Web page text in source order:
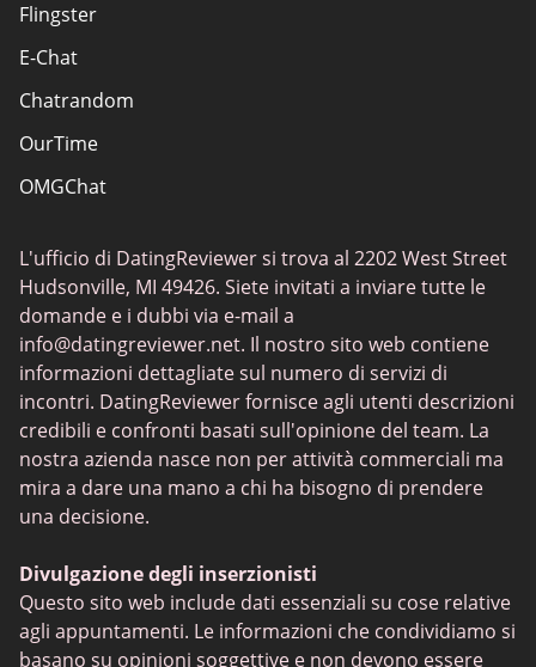
Siti di incontri popolari
Siti di incontri
App di incontri Elite
Incontri classici
I migliori siti di incontri
Flingster
E-Chat
Chatrandom
OurTime
OMGChat
Fruzo
Chat Avenue
TenderMeets
Chatspin
Tinder
Lovoo
Ukraine Date
FabSwingers
L'ufficio di DatingReviewer si trova al 2202 West Street
Hudsonville, MI 49426. Siete invitati a inviare tutte le
domande e i dubbi via e-mail a
info@datingreviewer.net. Il nostro sito web contiene
informazioni dettagliate sul numero di servizi di
incontri. DatingReviewer fornisce agli utenti descrizioni
credibili e confronti basati sull'opinione del team. La
nostra azienda nasce non per attività commerciali ma
mira a dare una mano a chi ha bisogno di prendere
una decisione.
Divulgazione degli inserzionisti
Questo sito web include dati essenziali su cose relative
agli appuntamenti. Le informazioni che condividiamo si
basano su opinioni soggettive e non devono essere